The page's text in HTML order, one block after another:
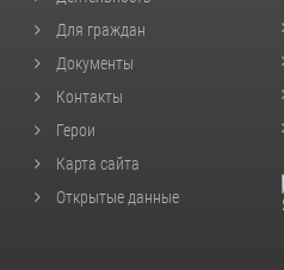
Для граждан
Документы
Контакты
Герои
Карта сайта
Открытые данные